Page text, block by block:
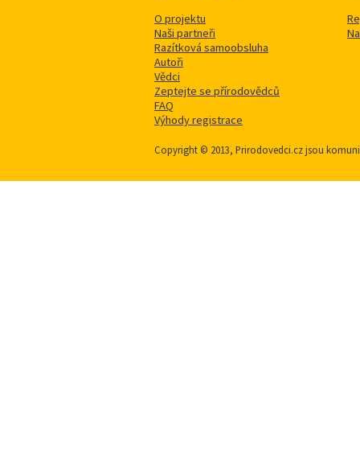
O projektu
Naši partneři
Razítková samoobsluha
Autoři
Vědci
Zeptejte se přírodovědců
FAQ
Výhody registrace
Copyright © 2013, Prirodovedci.cz jsou